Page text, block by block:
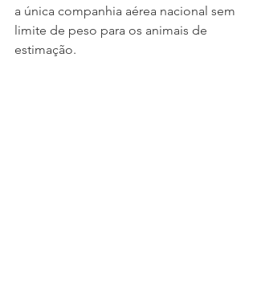
a única companhia aérea nacional sem
limite de peso para os animais de
estimação.